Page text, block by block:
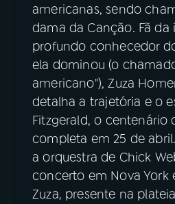
07ÚLTIMAS
PRÊMIO RÁDIO MEC
ACOMPANHE A RÁDIO MEC
YouTube
X
americanas, sendo
dama da Canção. Fã da
profundo conhecedor
ela dominou (o
americano"), Zuza
detalha a trajetória e o
Fitzgerald, o centenário
completa em 25 de
a orquestra de Chick
concerto em Nova York
Zuza, presente na